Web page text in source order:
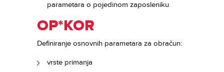
parametara o pojedinom zaposleniku
OP*KOR
Definiranje osnovnih parametara za obračun:
vrste primanja